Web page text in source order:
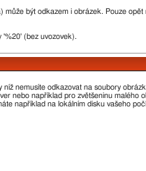
může být odkazem i obrázek. Pouze
'%20' (bez uvozovek).
nemusíte odkazovat na soubory
nebo například pro zvětšeninu malého
například na lokálním disku vašeho